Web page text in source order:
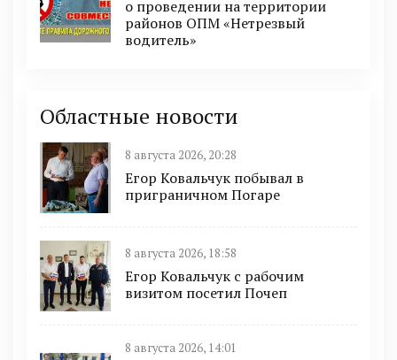
о проведении на территории
районов ОПМ «Нетрезвый
водитель»
Областные новости
8 августа 2026, 20:28
Егор Ковальчук побывал в
приграничном Погаре
8 августа 2026, 18:58
Егор Ковальчук с рабочим
визитом посетил Почеп
8 августа 2026, 14:01